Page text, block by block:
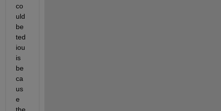
co
uld
be
ted
iou
is
be
ca
us
e